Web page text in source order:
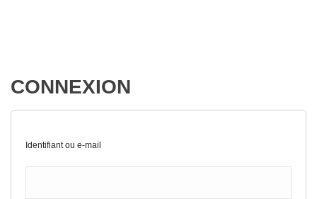
CONNEXION
Identifiant ou e-mail